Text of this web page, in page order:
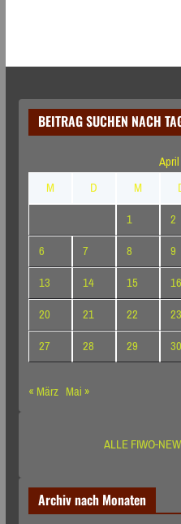
BEITRAG SUCHEN NACH
M
D M
1
2
6
7 8 9
13
14 15 16
20
21 22 23
27
28 29
30
« März Mai »
ALLE FIWO-
Archiv nach Monaten